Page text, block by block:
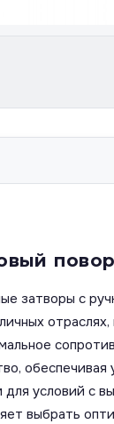
затворы с
условий с
выбрать